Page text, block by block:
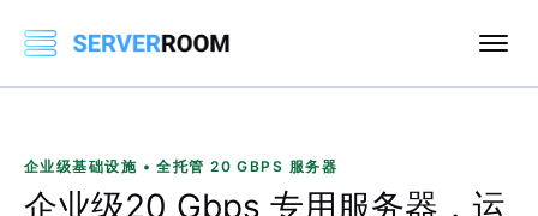
企业级基础设施 • 全托管 20 GBPS 服务器
企业级20 Gbps 专用服务器， 运